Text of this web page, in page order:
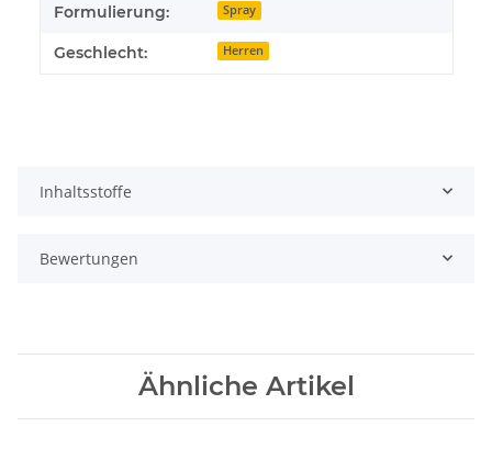
Formulierung: Spray
Geschlecht: Herren
Inhaltsstoffe
Bewertungen
Ähnliche Artikel